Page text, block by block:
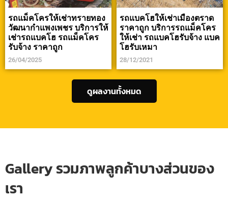
รถแม็คโครให้เช่าทรายทอง
วัฒนากำแพงเพชร บริการให้
เช่ารถแบคโฮ รถแม็คโคร
รับจ้าง ราคาถูก
26/04/2025
รถแบคโฮให้เช่าเมืองตราด
ราคาถูก บริการรถแม็คโคร
ให้เช่า รถแบคโฮรับจ้าง แบค
โฮรับเหมา
28/12/2021
ดูผลงานทั้งหมด
Gallery รวมภาพลูกค้าบางส่วนของ
เรา